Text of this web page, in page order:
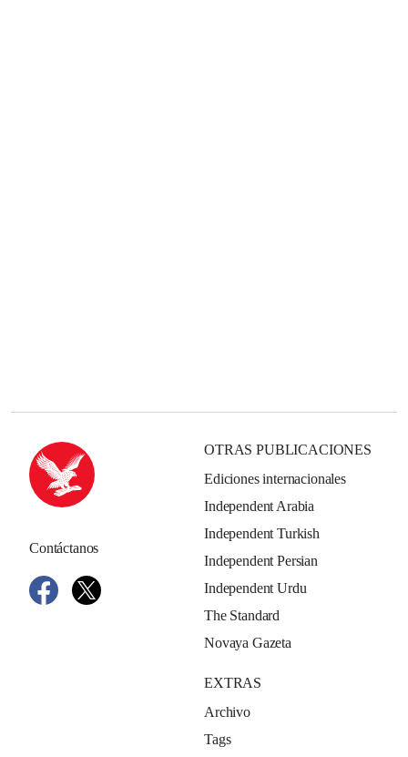
Contáctanos
OTRAS PUBLICACIONES
Ediciones internacionales
Independent Arabia
Independent Turkish
Independent Persian
Independent Urdu
The Standard
Novaya Gazeta
EXTRAS
Archivo
Tags